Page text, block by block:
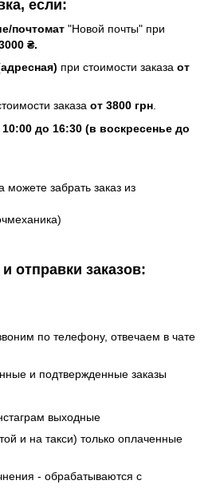
если:
почтомат "Новой почты" при
₴.
при стоимости заказа от
заказа от 3800 грн.
10:00 до 16:30 (в воскресенье до
можете забрать заказ из
отправки заказов:
по телефону, отвечаем в чате
и подтвержденные заказы
выходные
и на такси) только оплаченные
- обрабатываются с